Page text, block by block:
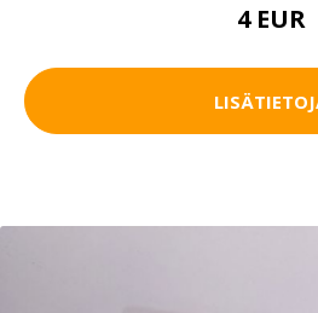
4 EUR